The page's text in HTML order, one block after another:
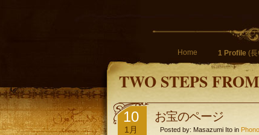
Home 1 Profile (
TWO STEPS
10
1月
お宝のページ
Posted by: Masazumi Ito in